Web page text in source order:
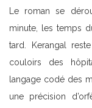
Le roman se
minute, les temps
tard. Kerangal
couloirs des
langage codé des
une précision